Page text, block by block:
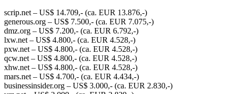
scrip.net – US$ 14.709,- (ca. EUR 13.876,-)
generous.org – US$ 7.500,- (ca. EUR 7.075,-)
dmz.org – US$ 7.200,- (ca. EUR 6.792,-)
lxw.net – US$ 4.800,- (ca. EUR 4.528,-)
pxw.net – US$ 4.800,- (ca. EUR 4.528,-)
qcw.net – US$ 4.800,- (ca. EUR 4.528,-)
xhw.net – US$ 4.800,- (ca. EUR 4.528,-)
mars.net – US$ 4.700,- (ca. EUR 4.434,-)
businessinsider.org – US$ 3.000,- (ca. EUR 2.830,-)